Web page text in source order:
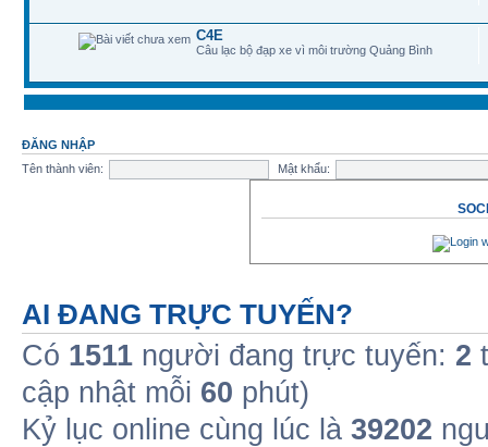
C4E
Câu lạc bộ đạp xe vì môi trường Quảng Bình
ĐĂNG NHẬP
Tên thành viên:
Mật khẩu:
AI ĐANG TRỰC TUYẾN?
Có 1511 người đang trực tuyến: 2
cập nhật mỗi 60 phút)
Kỷ lục online cùng lúc là 39202